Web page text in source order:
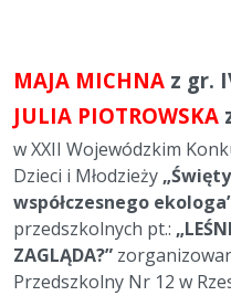
MAJA MICHNA z gr.
JULIA PIOTROWSKA
w XXII Wojewódzkim
Dzieci i Młodzieży
współczesnego
przedszkolnych pt.:
ZAGLĄDA?”
Przedszkolny Nr 12 w